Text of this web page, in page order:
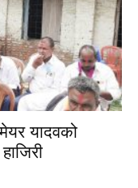
यादवको